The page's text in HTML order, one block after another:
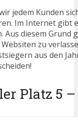
jedem Kunden
Im Internet gibt
diesem
zu
aus den
Platz 5 –